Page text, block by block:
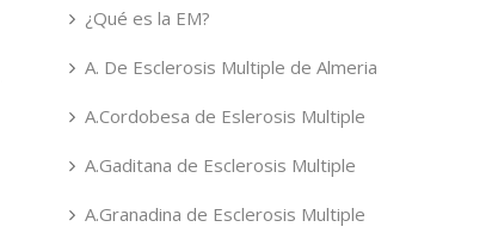
¿Qué es la EM?
A. De Esclerosis Multiple de Almeria
A.Cordobesa de Eslerosis Multiple
A.Gaditana de Esclerosis Multiple
A.Granadina de Esclerosis Multiple